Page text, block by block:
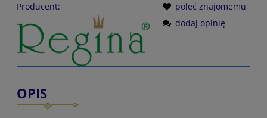
Producent:
poleć znajomemu
dodaj opinię
OPIS